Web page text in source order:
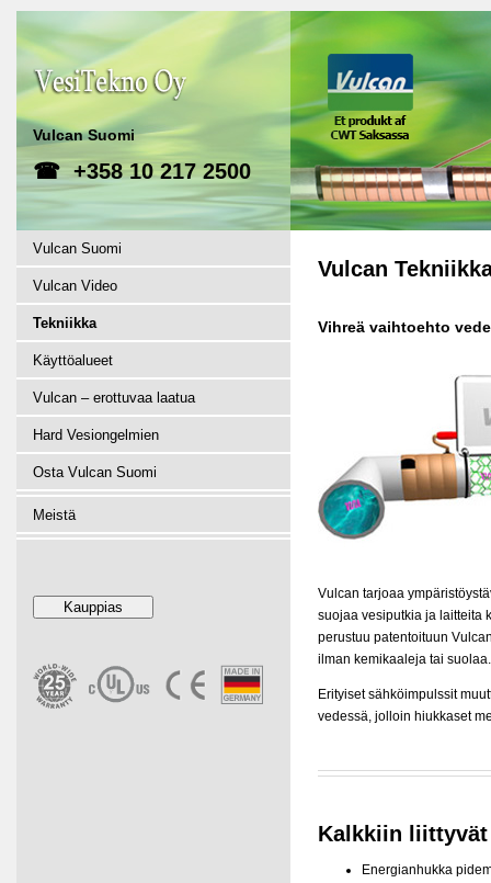
Vulcan Suomi
☎ +358 10 217 2500
Vulcan Suomi
Vulcan Video
Tekniikka
Käyttöalueet
Vulcan – erottuvaa laatua
Hard Vesiongelmien
Osta Vulcan Suomi
Meistä
Vulcan
Vihreä vaihtoehto
Vulcan tarjoaa
suojaa vesiputkia ja laitteita
perustuu patentoituun
ilman kemikaaleja tai suolaa.
Erityiset sähköimpulssit
vedessä, jolloin hiukkaset
Kalkkiin liittyvät
Energianhukka